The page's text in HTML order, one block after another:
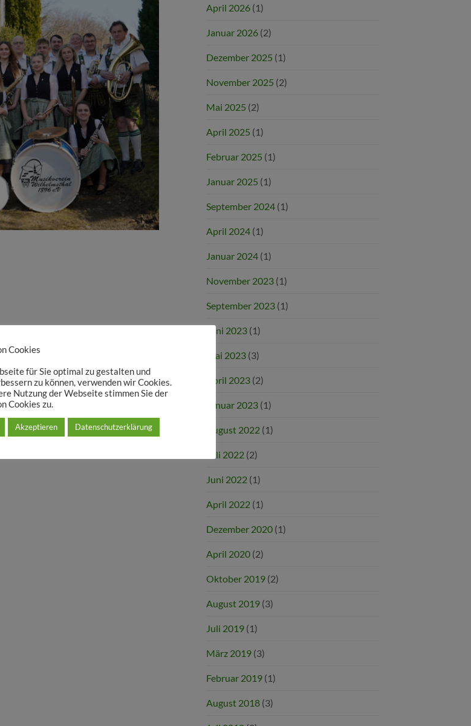
April 2026 (1)
Januar 2026 (2)
Dezember 2025 (1)
November 2025 (2)
Mai 2025 (2)
April 2025 (1)
Februar 2025 (1)
Januar 2025 (1)
September 2024 (1)
April 2024 (1)
Januar 2024 (1)
November 2023 (1)
September 2023 (1)
Juni 2023 (1)
Mai 2023 (3)
April 2023 (2)
Januar 2023 (1)
August 2022 (1)
Juli 2022 (2)
Juni 2022 (1)
April 2022 (1)
Dezember 2020 (1)
April 2020 (2)
Oktober 2019 (2)
August 2019 (3)
Juli 2019 (1)
März 2019 (3)
Februar 2019 (1)
August 2018 (3)
Cookies
für Sie optimal zu gestalten und
zu können, verwenden wir Cookies.
Nutzung der Webseite stimmen Sie der
Cookies zu.
Akzeptieren Datenschutzerklärung